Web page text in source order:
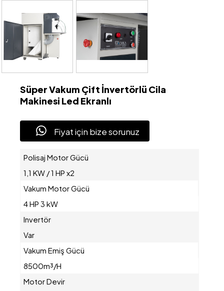
Süper Vakum Çift İnvertörlü Cila
Makinesi Led Ekranlı
Fiyat için bize sorunuz
Polisaj Motor Gücü
1,1 KW / 1 HP x2
Vakum Motor Gücü
4 HP 3 kW
Invertör
Var
Vakum Emiş Gücü
8500m³/H
Motor Devir